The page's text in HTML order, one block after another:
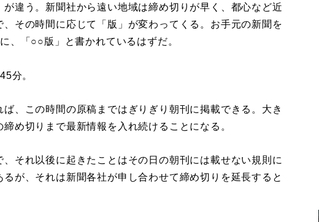
違う。新聞社から遠い地域は締め切りが早く、都心など近
その時間に応じて「版」が変わってくる。お手元の新聞を
、「○○版」と書かれているはずだ。
分。
、この時間の原稿まではぎりぎり朝刊に掲載できる。大き
め切りまで最新情報を入れ続けることになる。
それ以後に起きたことはその日の朝刊には載せない規則に
が、それは新聞各社が申し合わせて締め切りを延長すると